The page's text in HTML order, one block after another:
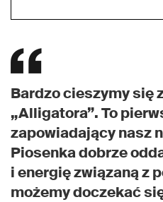
Bardzo cieszymy się
„Alligatora”. To
zapowiadający nasz
Piosenka dobrze
i energię związaną z
możemy doczekać